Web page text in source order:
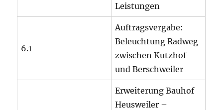
Leistungen
6.1
Auftragsvergabe:
Beleuchtung Radweg
zwischen Kutzhof
und Berschweiler
Erweiterung Bauhof
Heusweiler –